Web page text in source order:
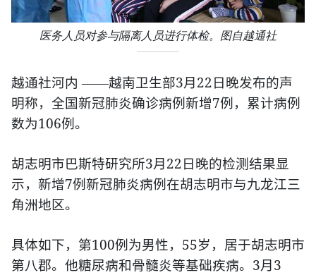
医务人员对参与隔离人员进行体检。图自越通社
越通社河内——越南卫生部3月 22 日晚发布的声
明称，全国新冠肺炎确诊病例新增7例，累计病例
数为106例。
胡志明市巴斯特研究所3月 22 日晚的检测结果显
示，新增7例新冠肺炎病例在胡志明市与九龙江三
角洲地区。
具体如下，第100例为男性， 55岁，居于胡志明市
第八郡。他糖尿病和骨髓炎等基础疾病。 3月 3